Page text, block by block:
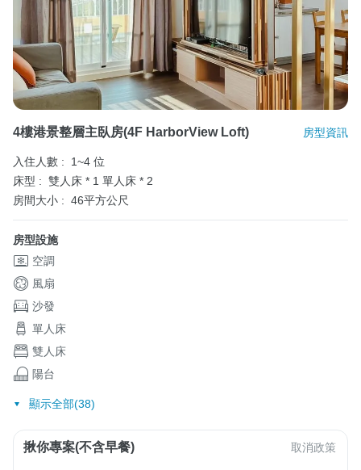
4樓港景整層主臥房(4F HarborView Loft) 房型資訊
入住人數 :
1~4 位
床型 : 雙人床 * 1 單人床 * 2
房間大小 : 46平方公尺
房型設施
空調
風扇
沙發
單人床
雙人床
陽台
顯示全部(38)
揪你專案(不含早餐) 取消政策